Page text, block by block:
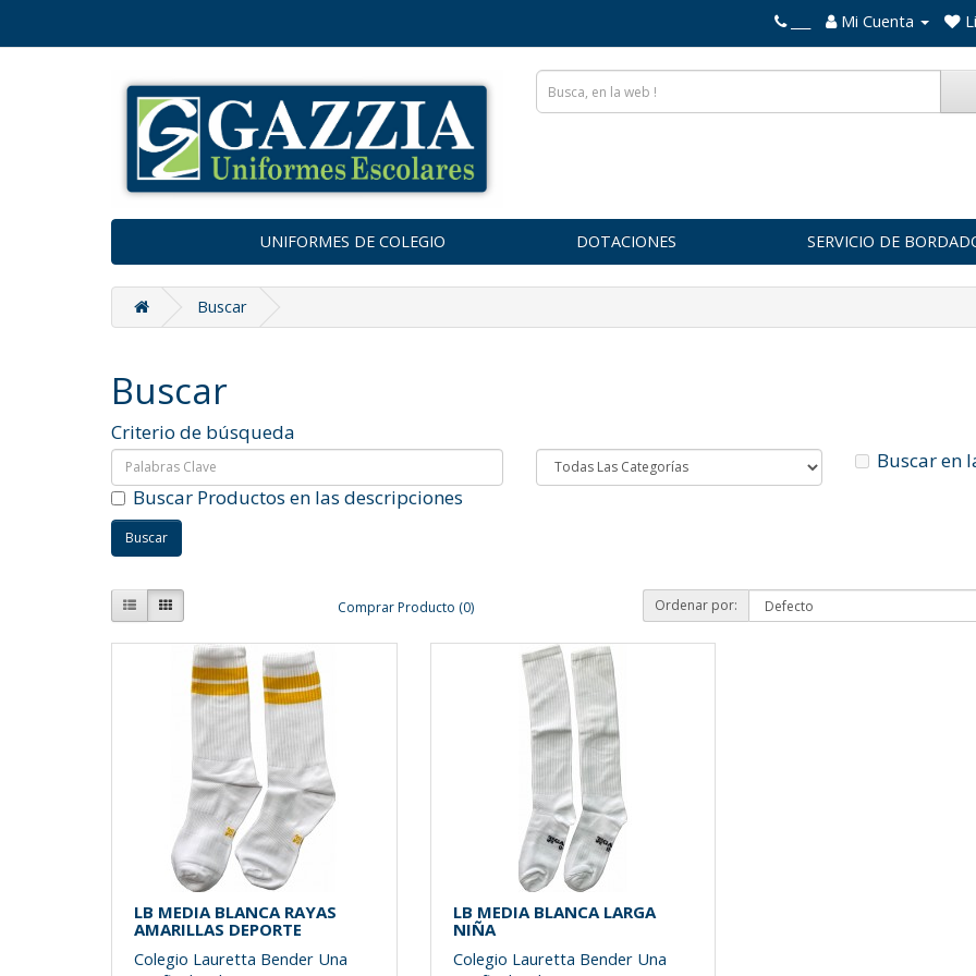
Mi Cuenta
UNIFORMES DE COLEGIO DOTACIONES SERVICIO DE
Buscar
Buscar
Criterio de búsqueda
Buscar en
Buscar Productos en las descripciones
Comprar Producto (0) Ordenar por:
LB MEDIA BLANCA RAYAS
AMARILLAS DEPORTE
Colegio Lauretta Bender Una
LB MEDIA BLANCA LARGA
NIÑA
Colegio Lauretta Bender Una